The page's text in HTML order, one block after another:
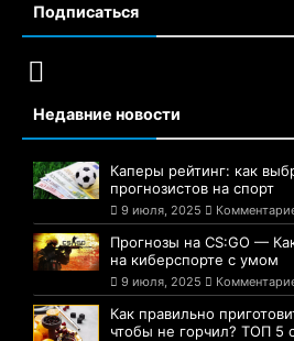
Подписаться
Недавние новости
Каперы рейтинг: как
прогнозистов на спорт
9 июля, 2025
Прогнозы на CS:GO —
на киберспорте с умом
9 июля, 2025
Как правильно
чтобы не горчил? ТОП 5